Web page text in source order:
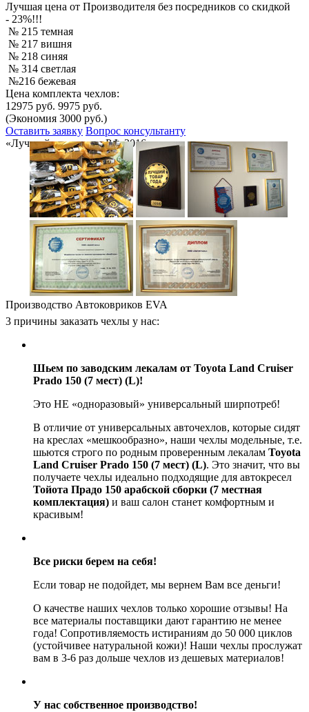
Лучшая цена от Производителя без посредников со скидкой
- 23%!!!
№ 215 темная
№ 217 вишня
№ 218 синяя
№ 314 светлая
№216 бежевая
Цена комплекта чехлов:
12975 руб. 9975 руб.
(Экономия 3000 руб.)
Оставить заявку Вопрос консультанту
«Лучший товар года РФ-2016»
Производство Автоковриков EVA
3 причины заказать чехлы у нас:
Шьем по заводским лекалам от Toyota Land Cruiser
Prado 150 (7 мест) (L)!
Это НЕ «одноразовый» универсальный ширпотреб!
В отличие от универсальных авточехлов, которые сидят
на креслах «мешкообразно», наши чехлы модельные, т.е.
шьются строго по родным проверенным лекалам Toyota
Land Cruiser Prado 150 (7 мест) (L). Это значит, что вы
получаете чехлы идеально подходящие для автокресел
Тойота Прадо 150 арабской сборки (7 местная
комплектация) и ваш салон станет комфортным и
красивым!
Все риски берем на себя!
Если товар не подойдет, мы вернем Вам все деньги!
О качестве наших чехлов только хорошие отзывы! На
все материалы поставщики дают гарантию не менее
года! Сопротивляемость истираниям до 50 000 циклов
(устойчивее натуральной кожи)! Наши чехлы прослужат
вам в 3-6 раз дольше чехлов из дешевых материалов!
У нас собственное производство!